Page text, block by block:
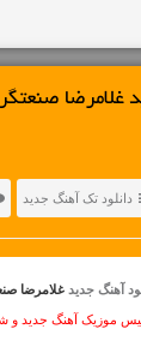
دانلود تک آهنگ جدید
آهنگ جدید غلامرضا
موزیک آهنگ جدید و